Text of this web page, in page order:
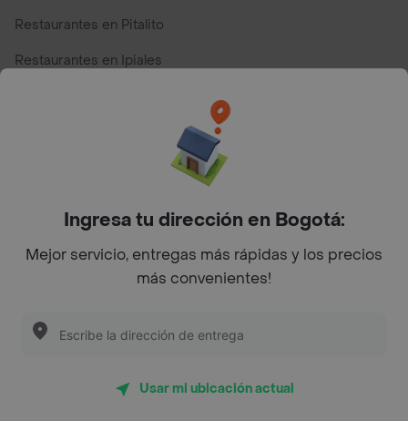
Restaurantes en Pitalito
Restaurantes en Ipiales
Top Marcas y Cadenas de Restaurantes
Encuéntranos en estos países
App Store Google play
Restaurantes cerca de mi para pedir Comida a Domicilio -
Ingresa tu dirección en Bogotá:
Mejor servicio, entregas más rápidas y los precios
más convenientes!
Usar mi ubicación actual